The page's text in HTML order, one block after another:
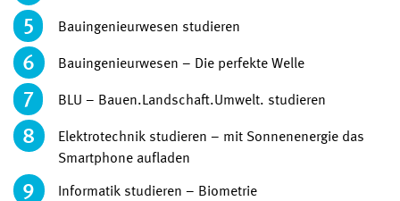
5 Bauingenieurwesen studieren
6 Bauingenieurwesen – Die perfekte Welle
7 BLU – Bauen.Landschaft.Umwelt. studieren
8
Elektrotechnik studieren – mit Sonnenenergie das
Smartphone aufladen
9 Informatik studieren – Biometrie